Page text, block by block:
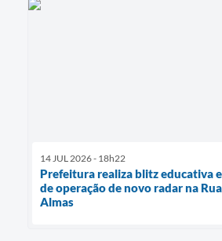
14 JUL 2026 - 18h22
Prefeitura realiza blitz educativa
de operação de novo radar na
Almas